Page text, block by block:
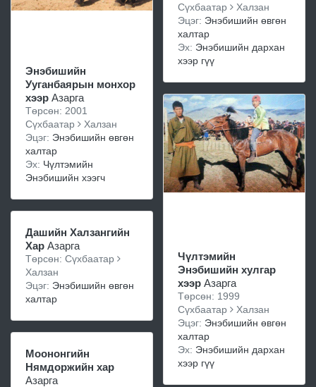
Энэбишийн
Ууганбаярын монхор
хээр Азарга
Төрсөн: 2001
Сүхбаатар
Халзан
Эцэг: Энэбишийн өвгөн
халтар
Эх: Чүлтэмийн
Энэбишийн хээгч
Дашийн Халзангийн
Хар Азарга
Төрсөн: Сүхбаатар
Халзан
Эцэг: Энэбишийн өвгөн
халтар
Моононгийн
Нямдоржийн хар
Азарга
Сүхбаатар
Халзан
Эцэг: Энэбишийн өвгөн
халтар
Эх: Энэбишийн дархан
хээр гүү
Чүлтэмийн
Энэбишийн хулгар
хээр Азарга
Төрсөн: 1999
Сүхбаатар
Халзан
Эцэг: Энэбишийн өвгөн
халтар
Эх: Энэбишийн дархан
хээр гүү